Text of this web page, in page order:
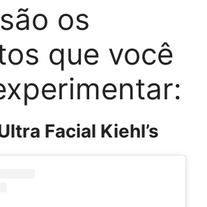
os
que você
Facial Kiehl’s